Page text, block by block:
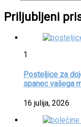
Priljubljeni
1
Posteljice za
spanec vašega
16 julija, 2026